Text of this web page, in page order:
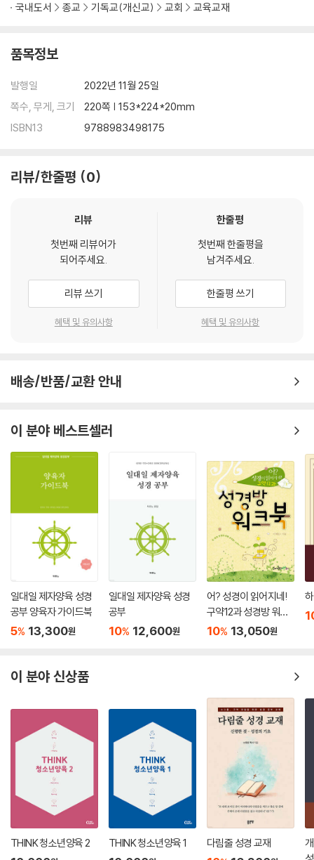
국내도서 종교 기독교(개신교) 교회 교육교재
품목정보
발행일
2022년 11월 25일
쪽수, 무게, 크기
220쪽 | 153*224*20mm
ISBN13
9788983498175
리뷰/한줄평 0
리뷰
첫번째 리뷰어가
되어주세요.
리뷰 쓰기
혜택 및 유의사항
한줄평
첫번째 한줄평을
남겨주세요.
한줄평 쓰기
혜택 및 유의사항
배송/반품/교환 안내
이 분야 베스트셀러
일대일 제자양육 성경
공부 양육자 가이드북
5% 13,300원
일대일 제자양육 성경
공부
10% 12,600원
어? 성경이 읽어지네!
구약12과 성경방 워크
북
10% 13,050원
이 분야 신상품
THINK 청소년양육 2 THINK 청소년양육 1 다림줄 성경 교재